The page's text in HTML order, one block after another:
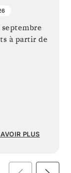
septembre
à partir de
PLUS